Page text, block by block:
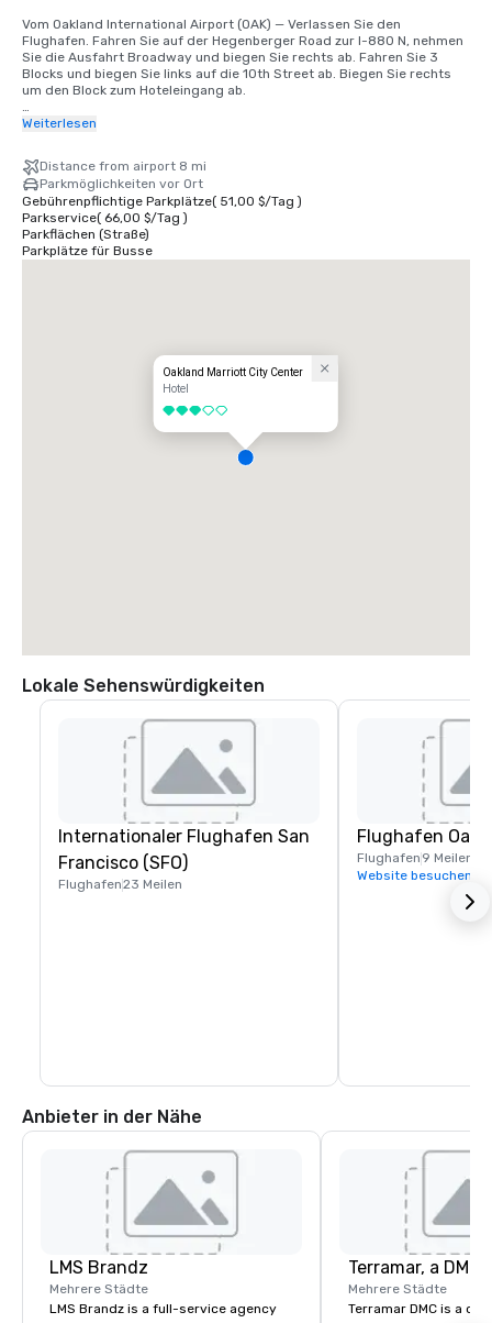
Vom Oakland International Airport (OAK) — Verlassen Sie den
Flughafen. Fahren Sie auf der Hegenberger Road zur I-880 N, nehmen
Sie die Ausfahrt Broadway und biegen Sie rechts ab. Fahren Sie 3
Blocks und biegen Sie links auf die 10th Street ab. Biegen Sie rechts
um den Block zum Hoteleingang ab.
Vom internationalen Flughafen San Francisco (SFO): Nehmen Sie die
Brücke nach 980 South. Nehmen Sie die Ausfahrt 11th/12th Street.
Gehen Sie 1 Block und biegen Sie links ab. Das Hotel befindet sich am
11. und Broadway.
Weiterlesen
Distance from airport 8 mi
Parkmöglichkeiten vor Ort
Gebührenpflichtige Parkplätze( 51,00 $/Tag )
Parkservice( 66,00 $/Tag )
Parkflächen (Straße)
Parkplätze für Busse
Oakland Marriott City Center
Hotel
3 von 5
Lokale Sehenswürdigkeiten
Internationaler Flughafen San
Francisco (SFO)
Flughafen23 Meilen
Flughafen
Flughafen 9 Meilen
Website besuchen
Anbieter in der Nähe
LMS Brandz
Mehrere Städte
LMS Brandz is a full-service agency
Mehrere Städte
Terramar DMC is a